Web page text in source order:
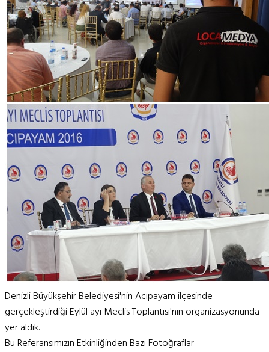
Denizli Büyükşehir Belediyesi'nin Acıpayam ilçesinde
gerçekleştirdiği Eylül ayı Meclis Toplantısı'nın organizasyonunda
yer aldık.
Bu Referansımızın Etkinliğinden Bazı Fotoğraflar